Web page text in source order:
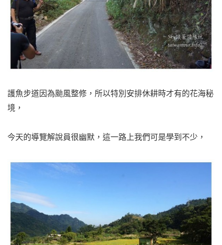
護魚步道因為颱風整修，所以特別安排休耕時才有的花海秘
境，
今天的導覽解說員很幽默，這一路上我們可是學到不少，